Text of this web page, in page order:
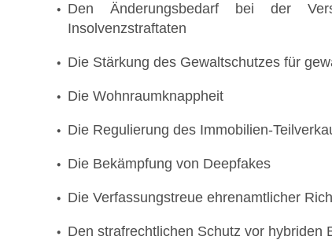
Den Änderungsbedarf bei der
Insolvenzstraftaten
Die Stärkung des Gewaltschutzes für
Die Wohnraumknappheit
Die Regulierung des Immobilien-
Die Bekämpfung von Deepfakes
Die Verfassungstreue ehrenamtlicher
Den strafrechtlichen Schutz vor hybriden